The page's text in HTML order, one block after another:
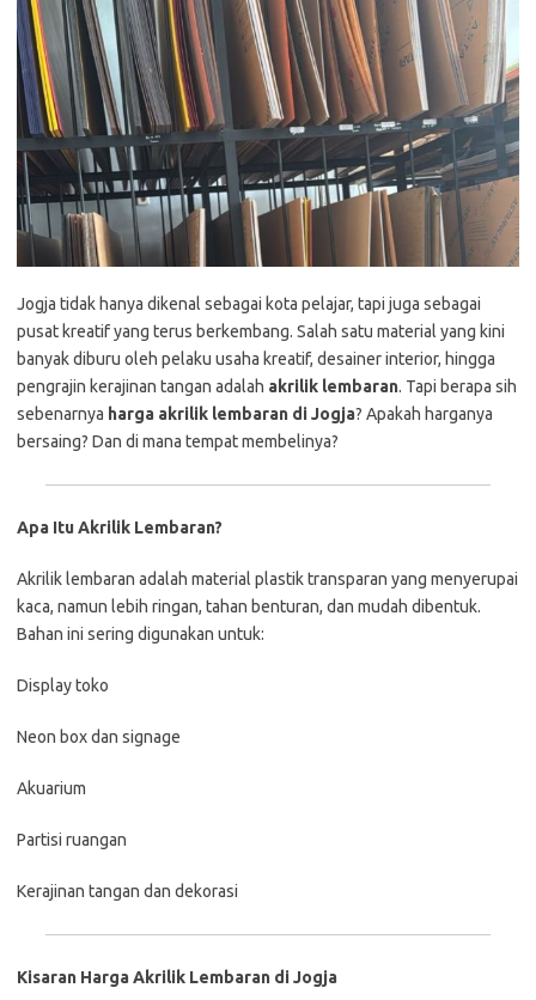
Jogja tidakhanya dikenal sebagai kota pelajar, tapi juga sebagai
pusat kreatifyang terus berkembang. Salah satu material yang kini
banyakdiburu oleh pelaku usaha kreatif, desainerinterior, hingga
pengrajin kerajinan tangan adalah akrilik lembaran. Tapi berapa sih
sebenarnya harga akrilik lembaran diJogja? Apakah harganya
bersaing? Dan di mana tempatmembelinya?
Apa ItuAkrilik Lembaran?
Akrilik lembaran adalah material plastiktransparan yang menyerupai
kaca, namun lebih ringan, tahan benturan, dan mudah dibentuk.
Bahan ini sering digunakan untuk:
Displaytoko
Neon boxdan signage
Akuarium
Partisi ruangan
Kerajinan tangan dan dekorasi
Kisaran HargaAkrilik Lembaran diJogja